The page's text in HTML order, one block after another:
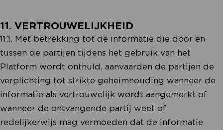
11. VERTROUWELIJKHEID
11.1. Met betrekking tot de informatie die door en
tussen de partijen tijdens het gebruik van het
Platform wordt onthuld, aanvaarden de partijen de
verplichting tot strikte geheimhouding wanneer de
informatie als vertrouwelijk wordt aangemerkt of
wanneer de ontvangende partij weet of
redelijkerwijs mag vermoeden dat de informatie